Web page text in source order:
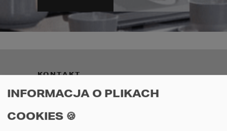
KONTAKT
ul. Grzegórzecka 67F/1 31-559Kraków
INFORMACJA O PLIKACH
COOKIES 🍪